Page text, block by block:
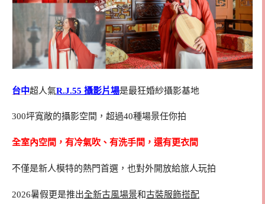
台中超人氣R.J.55 攝影片場是最狂婚紗攝影基地
300坪寬敞的攝影空間，超過40種場景任你拍
全室內空間，有冷氣吹、有洗手間，還有更衣間
不僅是新人模特的熱門首選，也對外開放給旅人玩拍
2026暑假更是推出全新古風場景和古裝服飾搭配